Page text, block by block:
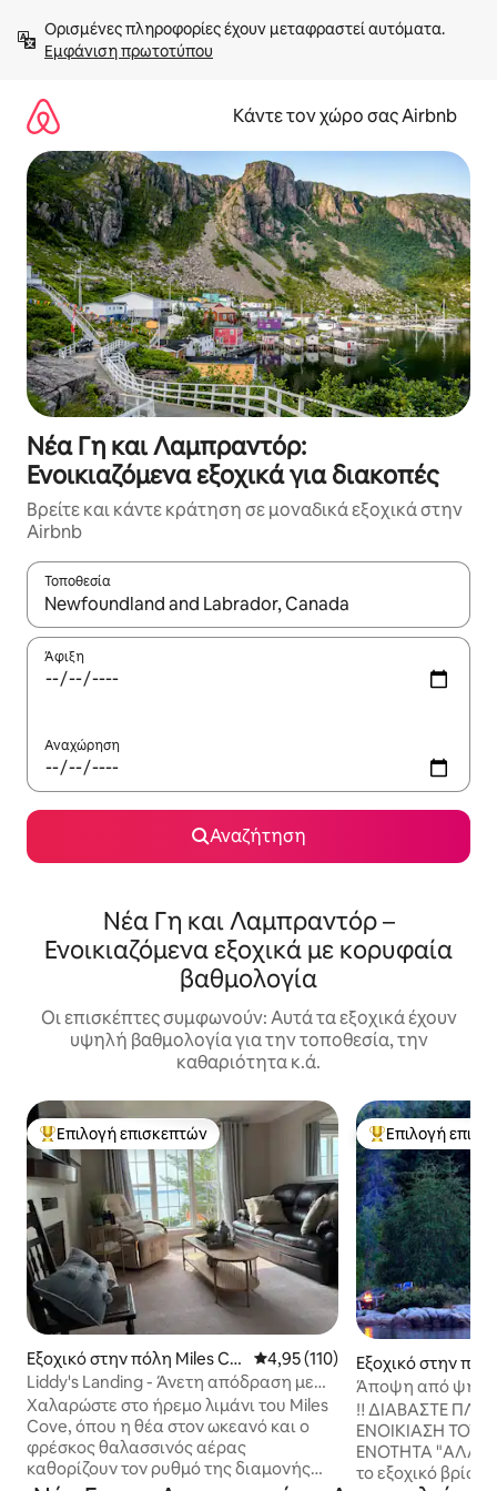
στο
περιεχόμενοΕμφάνιση πρωτοτύπου
Κάντε τον χώρο σας Airbnb
Νέα Γη και Λαμπραντόρ:
Ενοικιαζόμενα εξοχικά για διακοπές
Βρείτε και κάντε κράτηση σε μοναδικά εξοχικά στην
Airbnb
Τοποθεσία
Όταν τα αποτελέσματα είναι διαθέσιμα, μπορείτε να
Άφιξη
Αναχώρηση
Αναζήτηση
Νέα Γη και Λαμπραντόρ –
Ενοικιαζόμενα εξοχικά με κορυφαία
βαθμολογία
Οι επισκέπτες συμφωνούν: Αυτά τα εξοχικά έχουν
υψηλή βαθμολογία για την τοποθεσία, την
καθαριότητα κ.ά.
Κορυφαία επιλογή επισκεπτών
Επιλογή επισκεπτών
Εξοχικό στην πόλη Miles Co
ve
Μέση βαθμολογία: 4,95 στα 5,
4,95 (110)
Liddy's Landing - Άνετη απόδραση με
θέα στον ωκεανό
Χαλαρώστε στο ήρεμο λιμάνι του Miles
Cove, όπου η θέα στον ωκεανό και ο
φρέσκος θαλασσινός αέρας
καθορίζουν τον ρυθμό της διαμονής
Κορυφαία
Επιλογή
Εξοχικό στην
Arm
Άποψη από
Γη.
‼ ️ΔΙΑΒΆΣΤΕ
ΕΝΟΙΚΊΑΣΗ ΤΟΥ
ΕΝΌΤΗΤΑ "ΆΛΛΑ
το εξοχικό